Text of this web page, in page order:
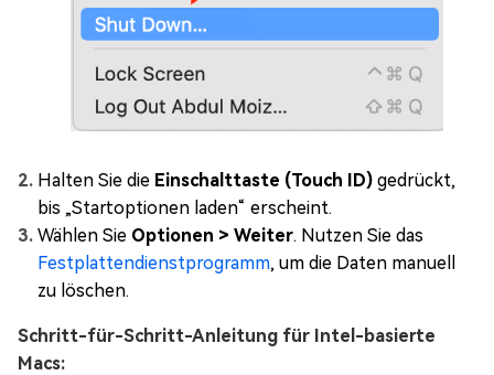
Halten Sie die Einschalttaste (Touch ID) gedrückt,
bis „Startoptionen laden“ erscheint.
Wählen Sie Optionen > Weiter. Nutzen Sie das
Festplattendienstprogramm, um die Daten manuell
zu löschen.
Schritt-für-Schritt-Anleitung für Intel-basierte
Macs: